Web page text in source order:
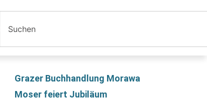
Grazer Buchhandlung Morawa
Moser feiert Jubiläum